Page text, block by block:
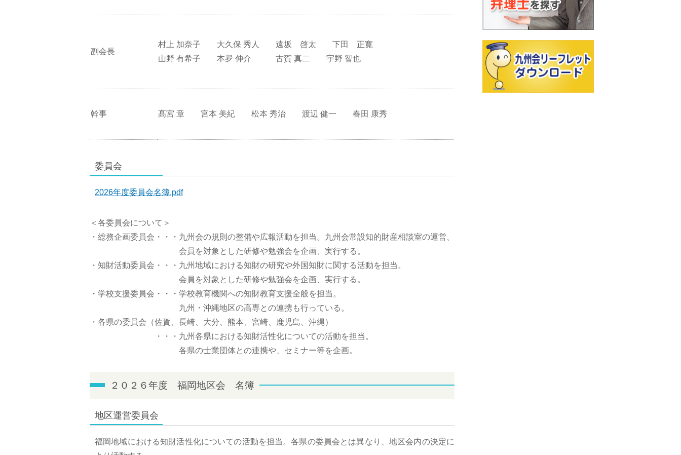
副会長
村上 加奈子 大久保 秀人 遠坂 啓太 下田 正寛
山野 有希子 本夛 伸介 古賀 真二 宇野 智也
幹事 髙宮 章 宮本 美紀 松本 秀治 渡辺 健一 春田 康秀
委員会
2026年度委員会名簿.pdf
＜各委員会について＞
・総務企画委員会・・・九州会の規則の整備や広報活動を担当。九州会常設知的財産相談室の運営、
会員を対象とした研修や勉強会を企画、実行する。
・知財活動委員会・・・九州地域における知財の研究や外国知財に関する活動を担当。
会員を対象とした研修や勉強会を企画、実行する。
・学校支援委員会・・・学校教育機関への知財教育支援全般を担当。
九州・沖縄地区の高専との連携も行っている。
・各県の委員会（佐賀、長崎、大分、熊本、宮崎、鹿児島、沖縄）
・・・九州各県における知財活性化についての活動を担当。
各県の士業団体との連携や、セミナー等を企画。
２０２６年度 福岡地区会 名簿
地区運営委員会
福岡地域における知財活性化についての活動を担当。各県の委員会とは異なり、地区会内の決定に